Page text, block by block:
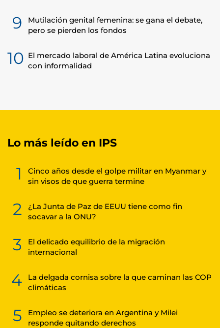
9
Mutilación genital femenina: se gana el debate,
pero se pierden los fondos
10 El mercado laboral de América Latina evoluciona
con informalidad
Lo más leído en IPS
1
Cinco años desde el golpe militar en Myanmar y
sin visos de que guerra termine
2
¿La Junta de Paz de EEUU tiene como fin
socavar a la ONU?
3
El delicado equilibrio de la migración
internacional
4
La delgada cornisa sobre la que caminan las COP
climáticas
5
Empleo se deteriora en Argentina y Milei
responde quitando derechos